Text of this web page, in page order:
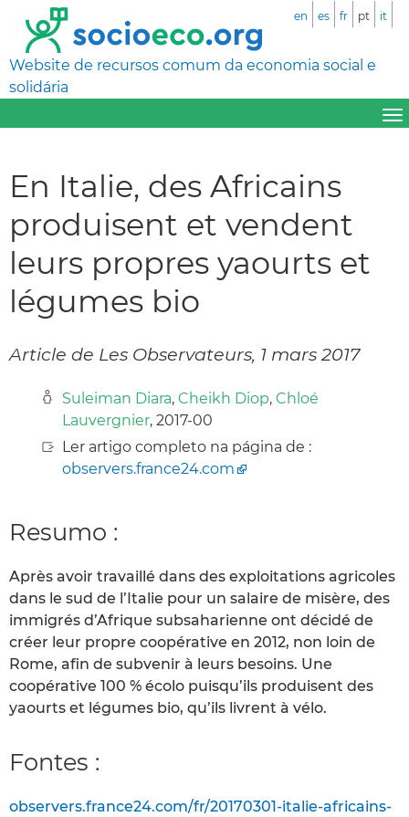
Website de recursos comum da economia social e
solidária
en es fr pt it
En Italie, des Africains
produisent et vendent
leurs propres yaourts et
légumes bio
Article de Les Observateurs, 1 mars 2017
Suleiman Diara, Cheikh Diop, Chloé
Lauvergnier, 2017-00
Ler artigo completo na página de :
observers.france24.com
Resumo :
Après avoir travaillé dans des exploitations agricoles
dans le sud de l’Italie pour un salaire de misère, des
immigrés d’Afrique subsaharienne ont décidé de
créer leur propre coopérative en 2012, non loin de
Rome, afin de subvenir à leurs besoins. Une
coopérative 100 % écolo puisqu’ils produisent des
yaourts et légumes bio, qu’ils livrent à vélo.
Fontes :
observers.france24.com/fr/20170301-italie-africains-